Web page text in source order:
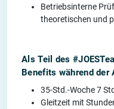
Betriebsinterne
theoretischen und
Als Teil des
Benefits während der
35-Std.-Woche 7
Gleitzeit mit